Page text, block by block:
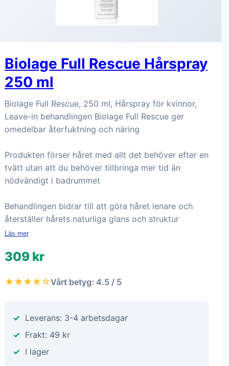
Biolage Full Rescue Hårspray
250 ml
Biolage Full Rescue, 250 ml, Hårspray för kvinnor,
Leave-in behandlingen Biolage Full Rescue ger
omedelbar återfuktning och näring
Produkten förser håret med allt det behöver efter en
tvätt utan att du behöver tillbringa mer tid än
nödvändigt i badrummet
Behandlingen bidrar till att göra håret lenare och
återställer hårets naturliga glans och struktur
Läs mer
309 kr
★★★★☆Vårt betyg: 4.5 / 5
Leverans: 3-4 arbetsdagar
Frakt: 49 kr
I lager